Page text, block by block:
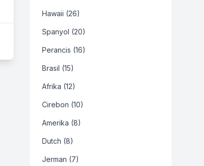
Hawaii (26)
Spanyol (20)
Perancis (16)
Brasil (15)
Afrika (12)
Cirebon (10)
Amerika (8)
Dutch (8)
Jerman (7)